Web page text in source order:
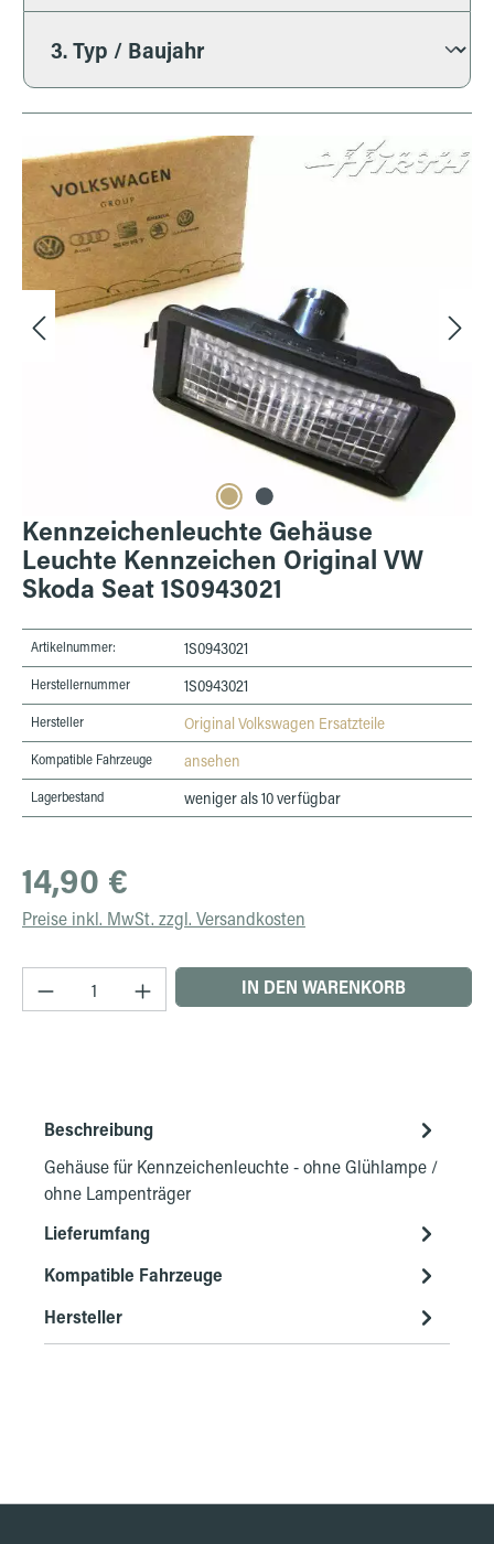
Bildergalerie überspringen
Kennzeichenleuchte Gehäuse
Leuchte Kennzeichen Original VW
Skoda Seat 1S0943021
Artikelnummer: 1S0943021
Herstellernummer 1S0943021
Hersteller Original Volkswagen Ersatzteile
Kompatible Fahrzeuge ansehen
Lagerbestand weniger als 10 verfügbar
Regulärer Preis:
14,90 €
Preise inkl. MwSt. zzgl. Versandkosten
Produkt Anzahl: Gib den gewünschten Wert
IN DEN WARENKORB
Beschreibung
Gehäuse für Kennzeichenleuchte - ohne Glühlampe /
ohne Lampenträger
Lieferumfang
Kompatible Fahrzeuge
Hersteller